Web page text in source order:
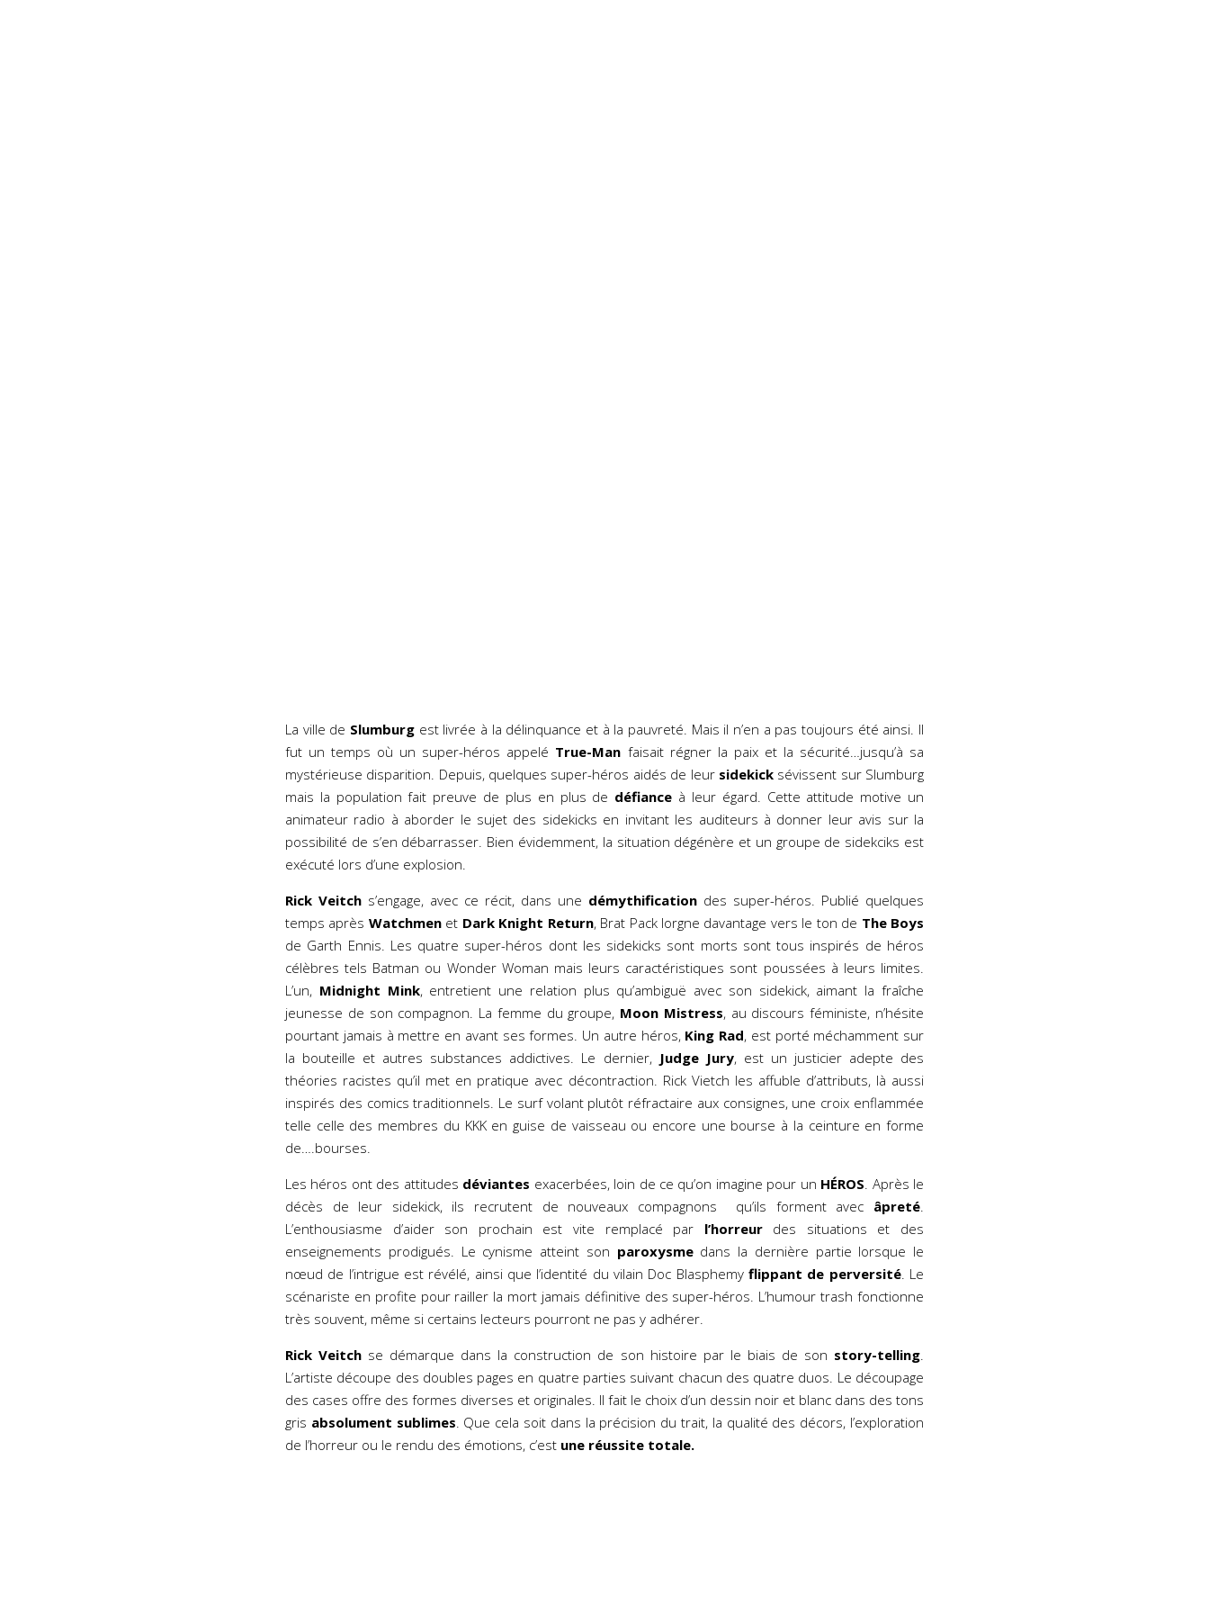
La ville de Slumburg est livrée à la délinquance et à la pauvreté. Mais il n’en a pas toujours été ainsi. Il
fut un temps où un super-héros appelé True-Man faisait régner la paix et la sécurité…jusqu’à sa
mystérieuse disparition. Depuis, quelques super-héros aidés de leur sidekicksévissent sur Slumburg
mais la population fait preuve de plus en plus de défiance à leur égard. Cette attitude motive un
animateur radio à aborder le sujet des sidekicks en invitant les auditeurs à donner leur avis sur la
possibilité de s’en débarrasser. Bien évidemment, la situation dégénère et un groupe de sidekciks est
exécuté lors d’une explosion.
Rick Veitch s’engage, avec ce récit, dans une démythification des super-héros. Publié quelques
temps après Watchmenet Dark Knight Return, Brat Pack lorgne davantage vers le ton de The Boys
de Garth Ennis. Les quatre super-héros dont les sidekicks sont morts sont tous inspirés de héros
célèbres tels Batman ou Wonder Woman mais leurs caractéristiques sont poussées à leurs limites.
L’un, Midnight Mink, entretient une relation plus qu’ambiguë avec son sidekick, aimant la fraîche
jeunesse de son compagnon. La femme du groupe, Moon Mistress, au discours féministe, n’hésite
pourtant jamais à mettre en avant ses formes. Un autre héros, King Rad, est porté méchamment sur
la bouteille et autres substances addictives. Le dernier, Judge Jury, est un justicier adepte des
théories racistes qu’il met en pratique avec décontraction. Rick Vietch les affuble d’attributs, là aussi
inspirés des comics traditionnels. Le surf volant plutôt réfractaire aux consignes, une croix enflammée
telle celle des membres du KKK en guise de vaisseau ou encore une bourse à la ceinture en forme
de….bourses.
Les héros ont des attitudes déviantes exacerbées, loin de ce qu’on imagine pour un HÉROS. Après le
décès de leur sidekick, ils recrutent de nouveaux compagnons qu’ils forment avec âpreté.
L’enthousiasme d’aider son prochain est vite remplacé par l’horreurdes situations et des
enseignements prodigués. Le cynisme atteint son paroxysmedans la dernière partie lorsque le
nœud de l’intrigue est révélé, ainsi que l’identité du vilain Doc Blasphemy flippant de perversité. Le
scénariste en profite pour railler la mort jamais définitive des super-héros. L’humour trash fonctionne
très souvent, même si certains lecteurs pourront ne pas y adhérer.
Rick Veitch se démarque dans la construction de son histoire par le biais de son story-telling.
L’artiste découpe des doubles pages en quatre parties suivant chacun des quatre duos. Le découpage
des cases offre des formes diverses et originales. Il fait le choix d’un dessin noir et blanc dans des tons
gris absolument sublimes. Que cela soit dans la précision du trait, la qualité des décors, l’exploration
de l’horreur ou le rendu des émotions, c’est une réussite totale.